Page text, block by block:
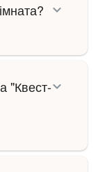
"Квест-